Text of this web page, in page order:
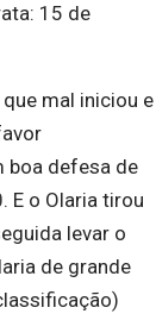
15 de
mal iniciou e
boa defesa de
E o Olaria tirou
levar o
de grande